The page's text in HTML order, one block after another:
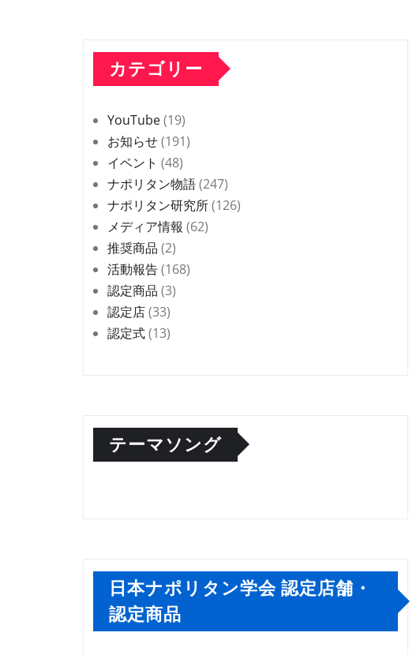
カテゴリー
YouTube(19)
お知らせ(191)
イベント (48)
ナポリタン物語(247)
ナポリタン研究所(126)
メディア情報 (62)
推奨商品 (2)
活動報告(168)
認定商品 (3)
認定店(33)
認定式(13)
テーマソング
日本ナポリタン学会 認定店舗・
認定商品